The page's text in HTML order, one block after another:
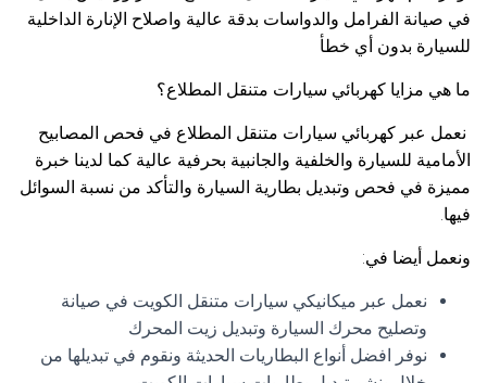
في صيانة الفرامل والدواسات بدقة عالية واصلاح الإنارة الداخلية
للسيارة بدون أي خطأ
ما هي مزايا كهربائي سيارات متنقل المطلاع؟
نعمل عبر كهربائي سيارات متنقل المطلاع في فحص المصابيح
الأمامية للسيارة والخلفية والجانبية بحرفية عالية كما لدينا خبرة
مميزة في فحص وتبديل بطارية السيارة والتأكد من نسبة السوائل
فيها.
ونعمل أيضا في:
نعمل عبر ميكانيكي سيارات متنقل الكويت في صيانة
وتصليح محرك السيارة وتبديل زيت المحرك
نوفر افضل أنواع البطاريات الحديثة ونقوم في تبديلها من